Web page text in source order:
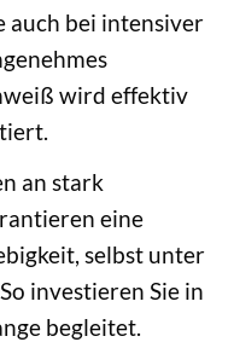
auch bei intensiver
wird effektiv
an stark
eine
selbst unter
investieren Sie in
begleitet.